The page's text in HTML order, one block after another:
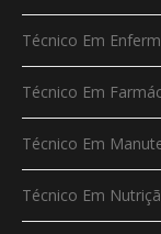
Técnico Em
Técnico Em
Técnico Em
Técnico Em